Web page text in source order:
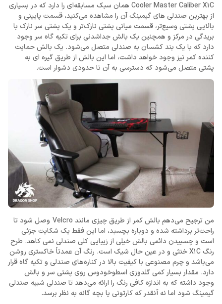
Cooler Master Caliber X1C همان سبک مسابقه‌ای را دارد که در بسیاری
از بهترین صندلی های گیمینگ آن را مشاهده می‌کنید، قسمت پایینی و
بالایی پشتی وسیع‌تر، قسمت میانی پشتی نازک‌تر و یک پشتی سر نازک با
بریدگی در مرکز و همچنین یک بالش جداشدنی برای تکیه گاه سر وجود
دارد که با یک بند کشسان به صندلی متصل می‌شود. یک بالش حمایت
کننده کمر نیز وجود خواهد داشت، اما این بالش از طریق گیره ای به
پشتی متصل می‌شود که دسترسی به آن تا حدودی دشوار است.
من ترجیح می‌دهم بالش کمر از طریق چیزی مانند Velcro وصل شود تا
راحت‌تر برداشته شده و دوباره بچسبد، اما این فقط یک شکایت جزئی
است و چسبیدن دائمی بالش خیلی از زیبایی کلی صندلی نمی کاهد. طرح
رنگ X1C خنثی و در عین حال شیک است. رنگ آن عمدتاً خاکستری روشن
می‌باشد و چرم مصنوعی با کیفیت بالا در کناره‌های صندلی و تکیه گاه قرار
دارد. مقدار بسیار کمی گلدوزی اسطوخودوس روی پشتی سر و بالش
وجود داشته که به اندازه کافی رنگ را ارائه می‌دهد تا صندلی شبیه صندلی
گیمینگ شود اما نه آنقدر که کارتونی یا بچه گانه به نظر برسد.